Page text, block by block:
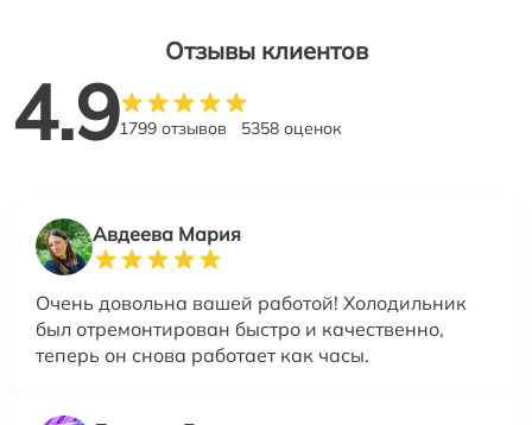
Отзывы клиентов
4.91799 отзывов 5358 оценок
Авдеева Мария
Очень довольна вашей работой! Холодильник
был отремонтирован быстро и качественно,
теперь он снова работает как часы.